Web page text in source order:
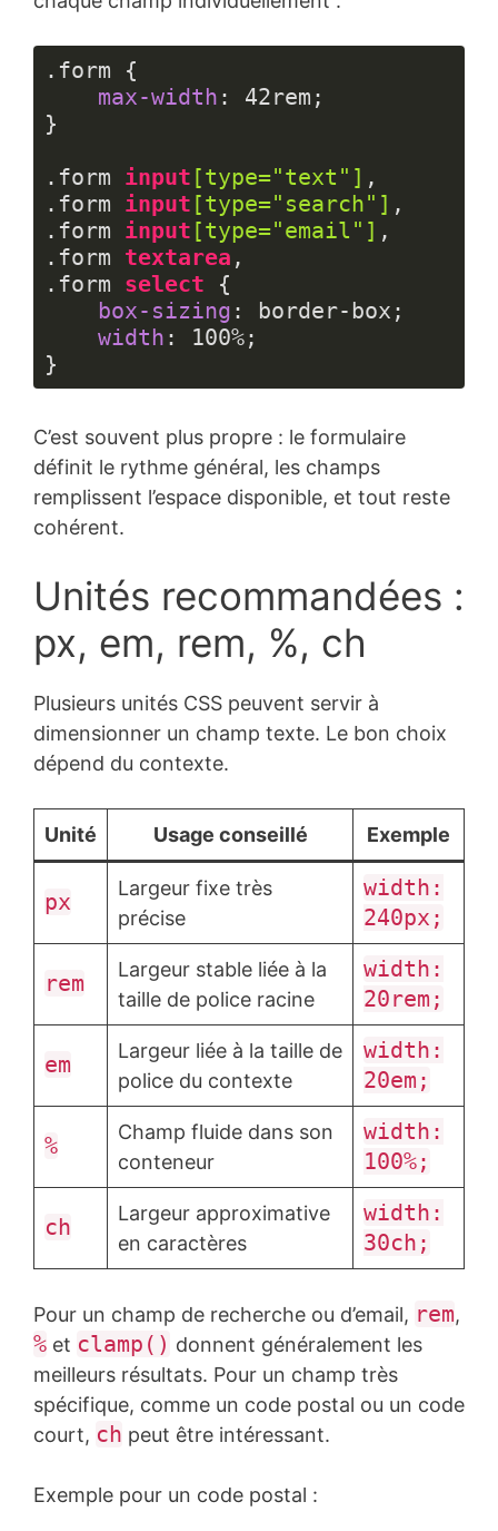
.form {
max-width : 42rem ;
}
.form input [type="text" ]
.form input [type="search" ]
.form input [type="email" ]
.form textarea
.form select {
box-sizing : border-box;
width : 100%;
}
code :
CSS
(css )
C’est souvent plus propre : le formulaire
définit le rythme général, les champs
remplissent l’espace disponible, et tout reste
cohérent.
Unités recommandées :
px, em, rem, %, ch
Plusieurs unités CSS peuvent servir à
dimensionner un champ texte. Le bon choix
dépend du contexte.
Unité Usage conseillé Exemple
px
Largeur fixe très
précise
width:
240px;
rem
Largeur stable liée à la
taille de police racine
width:
20rem;
em
Largeur liée à la taille de
police du contexte
width:
20em;
%
Champ fluide dans son
conteneur
width:
100%;
ch
Largeur approximative
en caractères
width:
30ch;
Pour un champ de recherche ou d’email, rem,
% et clamp() donnent généralement les
meilleurs résultats. Pour un champ très
spécifique, comme un code postal ou un code
court, ch peut être intéressant.
Exemple pour un code postal :